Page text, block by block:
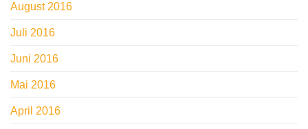
August 2016
Juli 2016
Juni 2016
Mai 2016
April 2016